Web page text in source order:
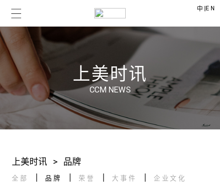
中 |EN
上美时讯
CCM NEWS
上美时讯 > 品牌
全部 品牌 荣誉 大事件 企业文化